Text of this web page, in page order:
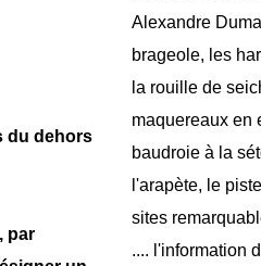
du dehors
par
Alexandre
brageole, les
la rouille de
maquereaux en
baudroie à la
l'arapète, le
sites
.... l'information